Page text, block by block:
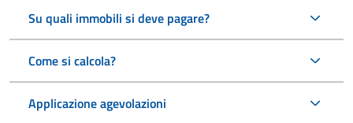
Su quali immobili si deve pagare?
Come si calcola?
Applicazione agevolazioni